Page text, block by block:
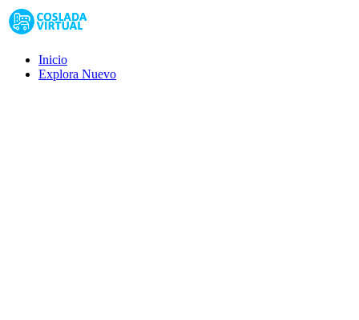
Inicio
Explora Nuevo